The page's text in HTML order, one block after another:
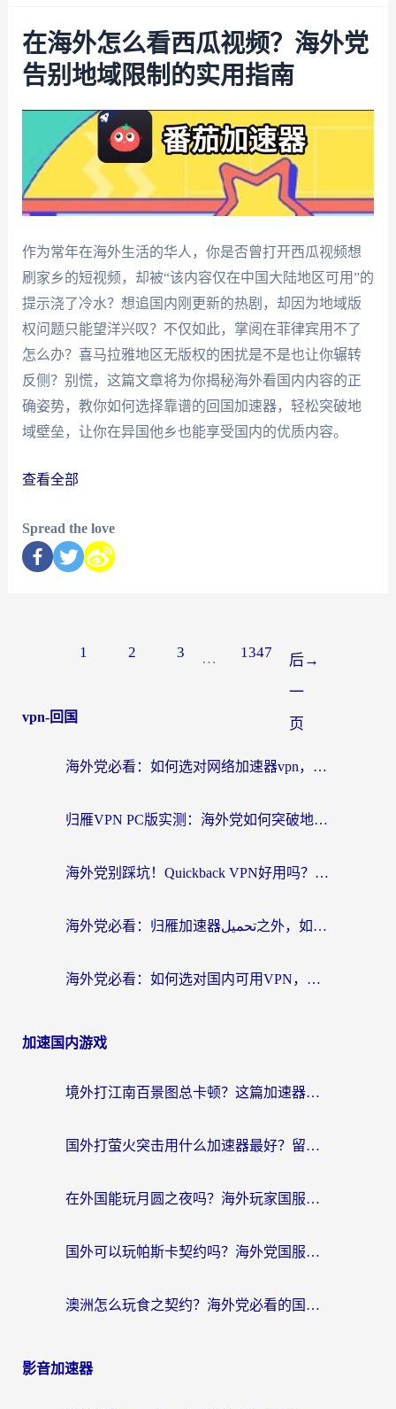
在海外怎么看西瓜视频？海外党
告别地域限制的实用指南
作为常年在海外生活的华人，你是否曾打开西瓜视频想
刷家乡的短视频，却被“该内容仅在中国大陆地区可用”的
提示浇了冷水？想追国内刚更新的热剧，却因为地域版
权问题只能望洋兴叹？不仅如此，掌阅在菲律宾用不了
怎么办？喜马拉雅地区无版权的困扰是不是也让你辗转
反侧？别慌，这篇文章将为你揭秘海外看国内内容的正
确姿势，教你如何选择靠谱的回国加速器，轻松突破地
域壁垒，让你在异国他乡也能享受国内的优质内容。
查看全部
Spread the love
1 2 3 … 1347
后
一
页
→
vpn-回国
海外党必看：如何选对网络加速器vpn，无缝访问国内资源不踩坑
归雁VPN PC版实测：海外党如何突破地区限制，无缝刷国内剧看漫画？
海外党别踩坑！Quickback VPN好用吗？和穿梭VPN对比哪个回国效果更好？附巴西游戏加速指南
海外党必看：归雁加速器تحميل之外，如何选对回国加速器实现无缝刷剧玩游戏？
海外党必看：如何选对国内可用VPN，无缝刷剧打游戏不卡顿？
加速国内游戏
境外打江南百景图总卡顿？这篇加速器指南帮你找回苏州府的烟火气
国外打萤火突击用什么加速器最好？留学生亲测的国服游戏加速指南
在外国能玩月圆之夜吗？海外玩家国服游戏加速全攻略（附万国觉醒失落城堡实测）
国外可以玩帕斯卡契约吗？海外党国服游戏畅玩终极指南（附暗黑3江南百景图优化技巧）
澳洲怎么玩食之契约？海外党必看的国服游戏加速全攻略（附COD OL塔瑞斯世界实测）
影音加速器